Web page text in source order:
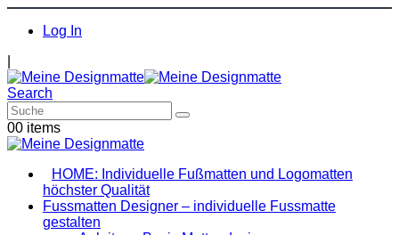
Log In
Search
00 items
HOME: Individuelle Fußmatten und Logomatten
höchster Qualität
Fussmatten Designer – individuelle Fussmatte
gestalten